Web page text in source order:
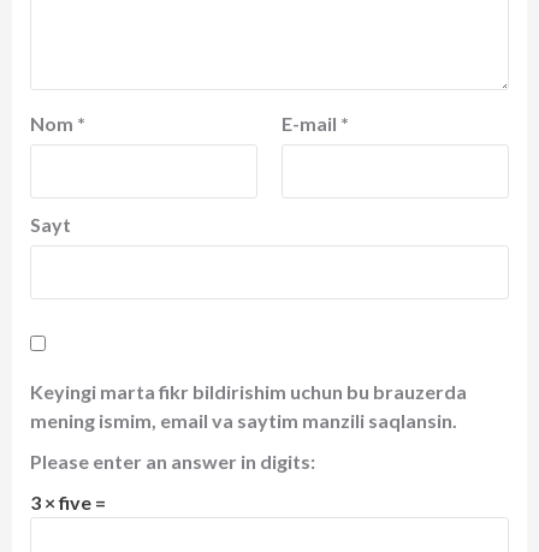
Nom * E-mail *
Sayt
Keyingi marta fikr bildirishim uchun bu brauzerda
mening ismim, email va saytim manzili saqlansin.
Please enter an answer in digits:
3 × five =